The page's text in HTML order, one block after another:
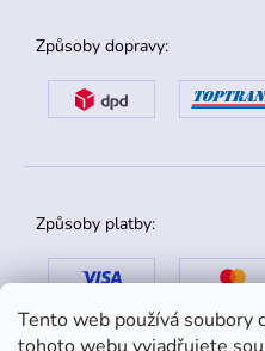
Tento web používá soubory
Způsoby dopravy:
Způsoby platby: